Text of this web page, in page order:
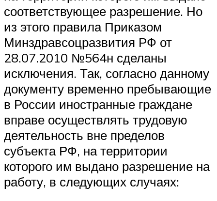
соответствующее разрешение. Но
из этого правила Приказом
Минздравсоцразвития РФ от
28.07.2010 №564н сделаны
исключения. Так, согласно данному
документу временно пребывающие
в России иностранные граждане
вправе осуществлять трудовую
деятельность вне пределов
субъекта РФ, на территории
которого им выдано разрешение на
работу, в следующих случаях: